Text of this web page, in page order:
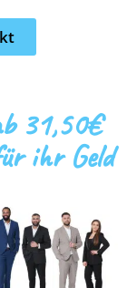
31,50€
ihr Geld